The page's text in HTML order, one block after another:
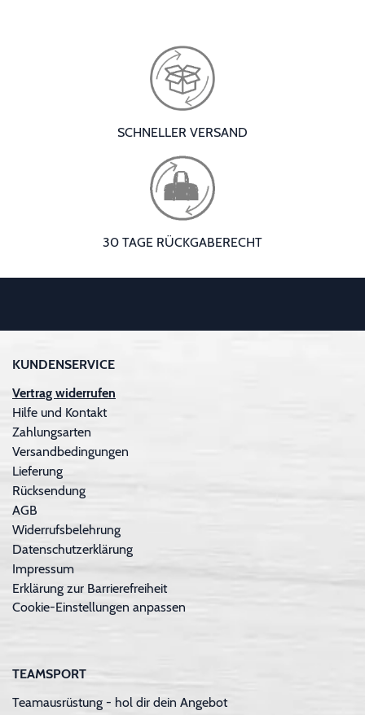
SCHNELLER VERSAND
30 TAGE RÜCKGABERECHT
KUNDENSERVICE
Vertrag widerrufen
Hilfe und Kontakt
Zahlungsarten
Versandbedingungen
Lieferung
Rücksendung
AGB
Widerrufsbelehrung
Datenschutzerklärung
Impressum
Erklärung zur Barrierefreiheit
Cookie-Einstellungen anpassen
TEAMSPORT
Teamausrüstung - hol dir dein Angebot